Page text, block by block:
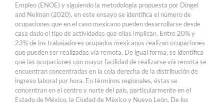
Empleo (ENOE) y siguiendo la metodología propuesta por Dingel
and Neiman (2020), en este ensayo se identifica el número de
ocupaciones que en el caso mexicano pueden desarrollarse desde
casa dado el tipo de actividades que ellas implican. Entre 20% y
23% de los trabajadores ocupados mexicanos realizan ocupaciones
que pueden ser realizadas vía remota. De igual forma, se identifica
que las ocupaciones con mayor facilidad de realizarse vía remota se
encuentran concentradas en la cola derecha de la distribución de
ingreso laboral por hora. En términos regionales, éstas se
concentran en el centro y norte del país, particularmente en el
Estado de México, la Ciudad de México y Nuevo León. De los